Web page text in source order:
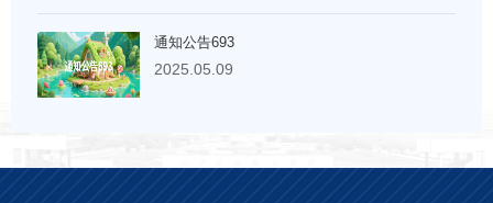
通知公告693
2025.05.09